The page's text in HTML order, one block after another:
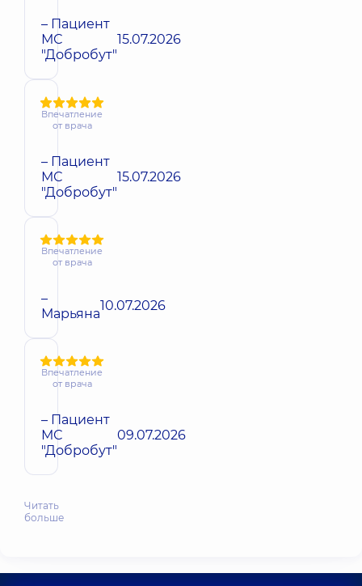
– Пациент
МС
"Добробут"
15.07.2026
Впечатление
от врача
– Пациент
МС
"Добробут"
15.07.2026
Впечатление
от врача
–
Марьяна10.07.2026
Впечатление
от врача
– Пациент
МС
"Добробут"
09.07.2026
Читать
больше